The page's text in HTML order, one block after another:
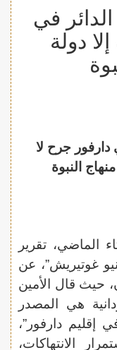
الدائر في
دولة
دارفور جرح لا
النبوة
الماضي، تقرير
غوتيريش”، عن
حيث قال الأمين
هي المصدر
إقليم دارفور”،
الانتهاكات،